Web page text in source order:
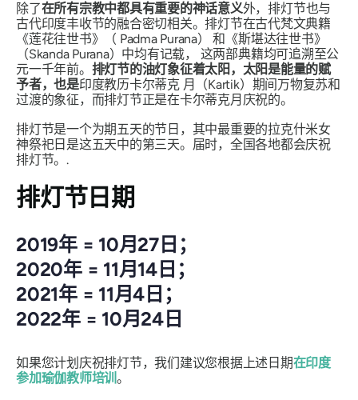
除了在所有宗教中都具有重要的神话意义外，排灯节也与
古代印度丰收节的融合密切相关。排灯节在古代梵文典籍
《莲花往世书》（ Padma Purana）和 《斯堪达往世书》
（Skanda Purana）中均有记载， 这两部典籍均可追溯至公
元一千年前。 排灯节的油灯象征着太阳，太阳是能量的赋
予者，也是印度教历卡尔蒂克 月（Kartik）期间万物复苏和
过渡的象征，而排灯节正是在卡尔蒂克月庆祝的。
排灯节是一个为期五天的节日，其中最重要的拉克什米女
神祭祀日是这五天中的第三天。届时，全国各地都会庆祝
排灯节。.
排灯节日期
2019年 = 10月27日；
2020年 = 11月14日；
2021年 = 11月4日；
2022年 = 10月24日
如果您计划庆祝排灯节，我们建议您根据上述日期在印度
参加瑜伽教师培训。